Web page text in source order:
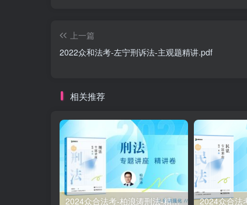
上一篇
2022众和法考-左宁刑诉法-主观题精讲.pdf
相关推荐
2024众合法考-柏浪涛刑法-精讲卷pdf电子版（附视频1-76全）